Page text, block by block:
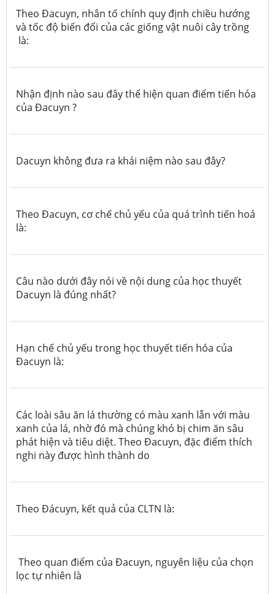
Theo Đacuyn, nhân tố chính quy định chiều hướng
và tốc độ biến đổi của các giống vật nuôi cây trồng
là:
Nhận định nào sau đây thể hiện quan điểm tiến hóa
của Đacuyn ?
Dacuyn không đưa ra khái niệm nào sau đây?
Theo Đacuyn, cơ chế chủ yếu của quá trình tiến hoá
là:
Câu nào dưới đây nói về nội dung của học thuyết
Dacuyn là đúng nhất?
Hạn chế chủ yếu trong học thuyết tiến hóa của
Đacuyn là:
Các loài sâu ăn lá thường có màu xanh lẫn với màu
xanh của lá, nhờ đó mà chúng khó bị chim ăn sâu
phát hiện và tiêu diệt. Theo Đacuyn, đặc điểm thích
nghi này được hình thành do
Theo Đácuyn, kết quả của CLTN là:
Theo quan điểm của Đacuyn, nguyên liệu của chọn
lọc tự nhiên là